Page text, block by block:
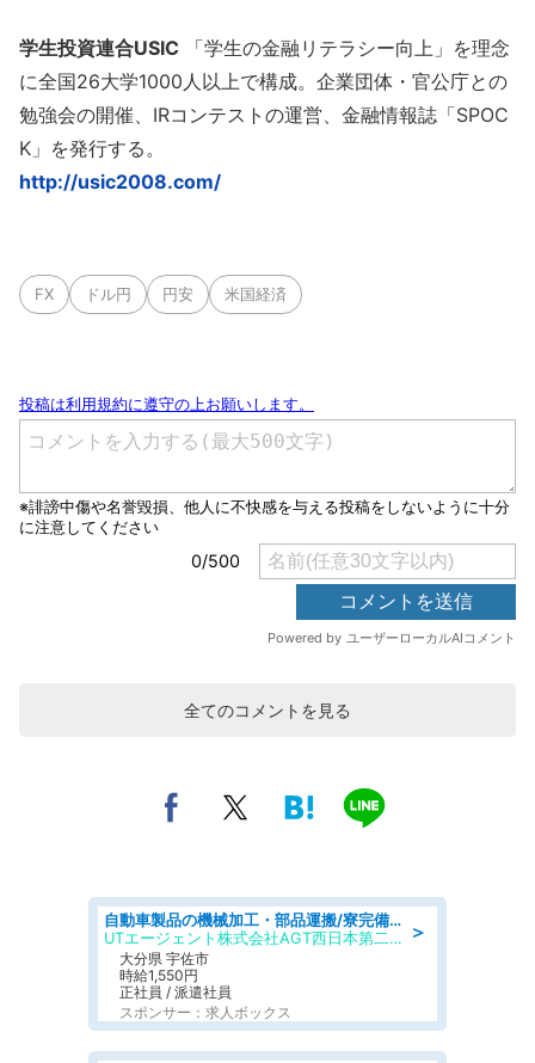
学生投資連合USIC 「学生の金融リテラシー向上」を理念
に全国26大学1000人以上で構成。企業団体・官公庁との
勉強会の開催、IRコンテストの運営、金融情報誌「SPOC
K」を発行する。
http://usic2008.com/
FX ドル円 円安 米国経済
全てのコメントを見る
＞
自動車製品の機械加工・部品運搬/寮完備/日払い/工場・製造
UTエージェント株式会社AGT西日本第二CU
大分県 宇佐市
時給1,550円
正社員 / 派遣社員
スポンサー：求人ボックス